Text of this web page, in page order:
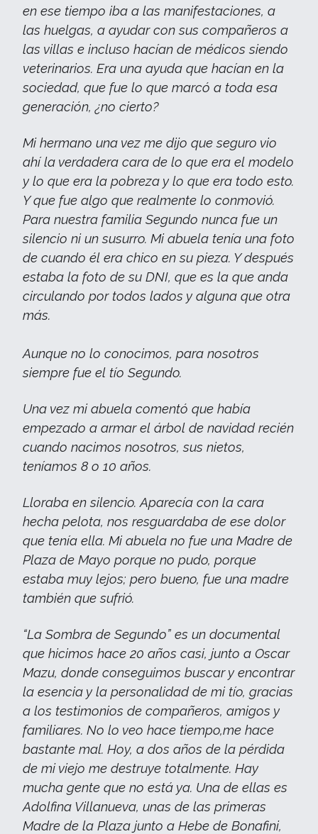
en ese tiempo iba a las manifestaciones, a
las huelgas, a ayudar con sus compañeros a
las villas e incluso hacían de médicos siendo
veterinarios. Era una ayuda que hacían en la
sociedad, que fue lo que marcó a toda esa
generación, ¿no cierto?
Mi hermano una vez me dijo que seguro vio
ahí la verdadera cara de lo que era el modelo
y lo que era la pobreza y lo que era todo esto.
Y que fue algo que realmente lo conmovió.
Para nuestra familia Segundo nunca fue un
silencio ni un susurro. Mi abuela tenía una foto
de cuando él era chico en su pieza. Y después
estaba la foto de su DNI, que es la que anda
circulando por todos lados y alguna que otra
más.
Aunque no lo conocimos, para nosotros
siempre fue el tío Segundo.
Una vez mi abuela comentó que había
empezado a armar el árbol de navidad recién
cuando nacimos nosotros, sus nietos,
teníamos 8 o 10 años.
Lloraba en silencio. Aparecía con la cara
hecha pelota, nos resguardaba de ese dolor
que tenía ella. Mi abuela no fue una Madre de
Plaza de Mayo porque no pudo, porque
estaba muy lejos; pero bueno, fue una madre
también que sufrió.
“La Sombra de Segundo” es un documental
que hicimos hace 20 años casi, junto a Oscar
Mazu, donde conseguimos buscar y encontrar
la esencia y la personalidad de mi tío, gracias
a los testimonios de compañeros, amigos y
familiares. No lo veo hace tiempo,me hace
bastante mal. Hoy, a dos años de la pérdida
de mi viejo me destruye totalmente. Hay
mucha gente que no está ya. Una de ellas es
Adolfina Villanueva, unas de las primeras
Madre de la Plaza junto a Hebe de Bonafini,